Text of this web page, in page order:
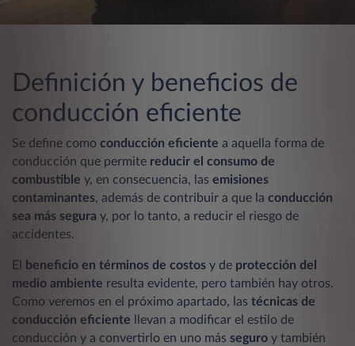
Definición y beneficios de
conducción eficiente
Se define como conducción eficiente a aquella forma de
conducción que permite reducir el consumo de
combustible y, en consecuencia, las emisiones
contaminantes, además de contribuir a que la conducción
sea más segura y, por lo tanto, a reducir el riesgo de
accidentes.
El beneficio en términos de costos y de protección del
medio ambiente resulta evidente, pero también hay otros.
Como veremos en el próximo apartado, las técnicas de
conducción eficiente llevan a modificar el estilo de
conducción y a convertirlo en uno más seguro y también